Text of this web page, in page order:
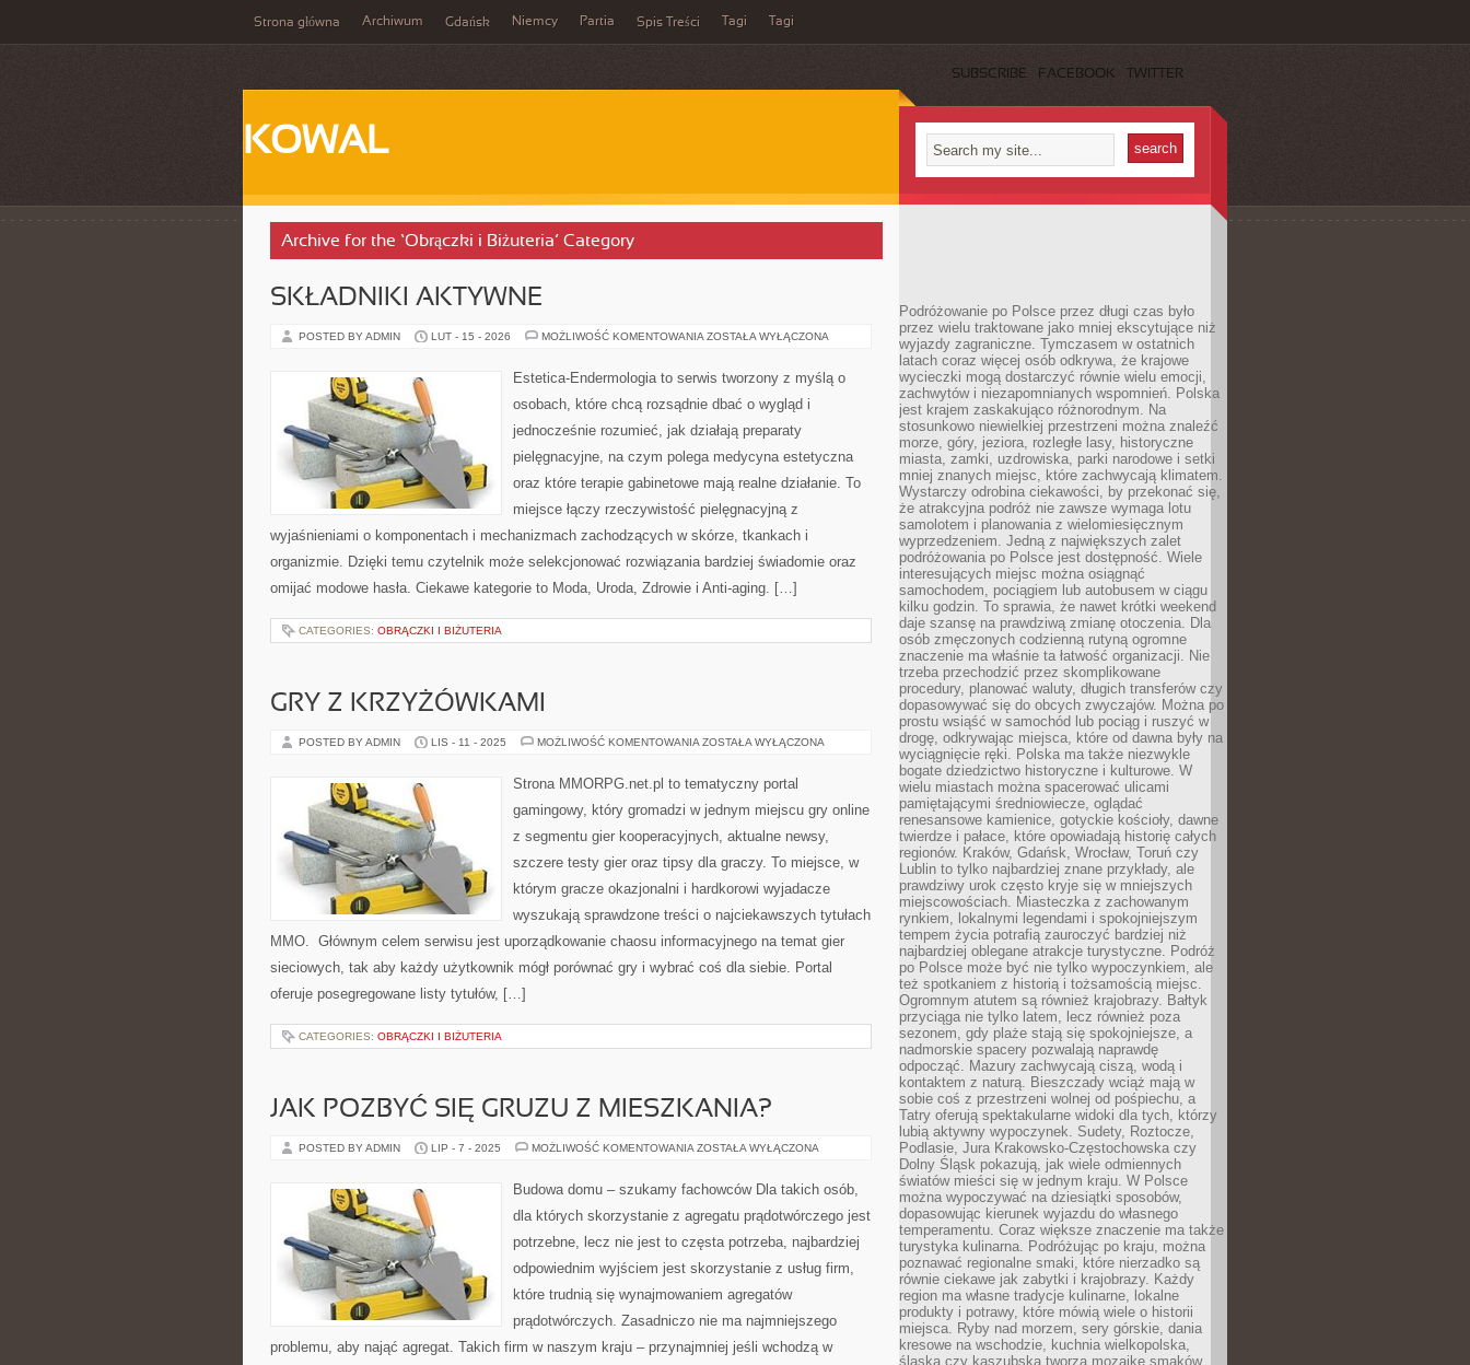
Strona główna Archiwum Gdańsk Niemcy Partia Spis Treści Tagi Tagi
SUBSCRIBE FACEBOOK TWITTER
KOWAL
Archive for the ‘Obrączki i Biżuteria’ Category
SKŁADNIKI AKTYWNE
POSTED BY ADMIN LUT - 15 - 2026 MOŻLIWOŚĆ KOMENTOWANIA SKŁADNIKI
ZOSTAŁA WYŁĄCZONA
Estetica-Endermologia to serwis tworzony z myślą o
osobach, które chcą rozsądnie dbać o wygląd i
jednocześnie rozumieć, jak działają preparaty
pielęgnacyjne, na czym polega medycyna estetyczna
oraz które terapie gabinetowe mają realne działanie. To
miejsce łączy rzeczywistość pielęgnacyjną z
wyjaśnieniami o komponentach i mechanizmach zachodzących w skórze, tkankach i
organizmie. Dzięki temu czytelnik może selekcjonować rozwiązania bardziej świadomie oraz
omijać modowe hasła. Ciekawe kategorie to Moda, Uroda, Zdrowie i Anti-aging. […]
CATEGORIES: OBRĄCZKI I BIŻUTERIA
GRY Z KRZYŻÓWKAMI
POSTED BY ADMIN LIS - 11 - 2025 MOŻLIWOŚĆ KOMENTOWANIA GRY
ZOSTAŁA WYŁĄCZONA
Strona MMORPG.net.pl to tematyczny portal
gamingowy, który gromadzi w jednym miejscu gry online
z segmentu gier kooperacyjnych, aktualne newsy,
szczere testy gier oraz tipsy dla graczy. To miejsce, w
którym gracze okazjonalni i hardkorowi wyjadacze
wyszukają sprawdzone treści o najciekawszych tytułach
MMO. Głównym celem serwisu jest uporządkowanie chaosu informacyjnego na temat gier
sieciowych, tak aby każdy użytkownik mógł porównać gry i wybrać coś dla siebie. Portal
oferuje posegregowane listy tytułów, […]
CATEGORIES: OBRĄCZKI I BIŻUTERIA
JAK POZBYĆ SIĘ GRUZU Z MIESZKANIA?
POSTED BY ADMIN LIP - 7 - 2025 MOŻLIWOŚĆ KOMENTOWANIA JAK
GRUZU
Z
ZOSTAŁA WYŁĄCZONA
Budowa domu – szukamy fachowców Dla takich osób,
dla których skorzystanie z agregatu prądotwórczego jest
potrzebne, lecz nie jest to częsta potrzeba, najbardziej
odpowiednim wyjściem jest skorzystanie z usług firm,
które trudnią się wynajmowaniem agregatów
prądotwórczych. Zasadniczo nie ma najmniejszego
problemu, aby nająć agregat. Takich firm w naszym kraju – przynajmniej jeśli wchodzą w
Podróżowanie po Polsce przez długi czas było
przez wielu traktowane jako mniej ekscytujące niż
wyjazdy zagraniczne. Tymczasem w ostatnich
latach coraz więcej osób odkrywa, że krajowe
wycieczki mogą dostarczyć równie wielu emocji,
zachwytów i niezapomnianych wspomnień. Polska
jest krajem zaskakująco różnorodnym. Na
stosunkowo niewielkiej przestrzeni można znaleźć
morze, góry, jeziora, rozległe lasy, historyczne
miasta, zamki, uzdrowiska, parki narodowe i setki
mniej znanych miejsc, które zachwycają klimatem.
Wystarczy odrobina ciekawości, by przekonać się,
że atrakcyjna podróż nie zawsze wymaga lotu
samolotem i planowania z wielomiesięcznym
wyprzedzeniem. Jedną z największych zalet
podróżowania po Polsce jest dostępność. Wiele
interesujących miejsc można osiągnąć
samochodem, pociągiem lub autobusem w ciągu
kilku godzin. To sprawia, że nawet krótki weekend
daje szansę na prawdziwą zmianę otoczenia. Dla
osób zmęczonych codzienną rutyną ogromne
znaczenie ma właśnie ta łatwość organizacji. Nie
trzeba przechodzić przez skomplikowane
procedury, planować waluty, długich transferów czy
dopasowywać się do obcych zwyczajów. Można po
prostu wsiąść w samochód lub pociąg i ruszyć w
drogę, odkrywając miejsca, które od dawna były na
wyciągnięcie ręki. Polska ma także niezwykle
bogate dziedzictwo historyczne i kulturowe. W
wielu miastach można spacerować ulicami
pamiętającymi średniowiecze, oglądać
renesansowe kamienice, gotyckie kościoły, dawne
twierdze i pałace, które opowiadają historię całych
regionów. Kraków, Gdańsk, Wrocław, Toruń czy
Lublin to tylko najbardziej znane przykłady, ale
prawdziwy urok często kryje się w mniejszych
miejscowościach. Miasteczka z zachowanym
rynkiem, lokalnymi legendami i spokojniejszym
tempem życia potrafią zauroczyć bardziej niż
najbardziej oblegane atrakcje turystyczne. Podróż
po Polsce może być nie tylko wypoczynkiem, ale
też spotkaniem z historią i tożsamością miejsc.
Ogromnym atutem są również krajobrazy. Bałtyk
przyciąga nie tylko latem, lecz również poza
sezonem, gdy plaże stają się spokojniejsze, a
nadmorskie spacery pozwalają naprawdę
odpocząć. Mazury zachwycają ciszą, wodą i
kontaktem z naturą. Bieszczady wciąż mają w
sobie coś z przestrzeni wolnej od pośpiechu, a
Tatry oferują spektakularne widoki dla tych, którzy
lubią aktywny wypoczynek. Sudety, Roztocze,
Podlasie, Jura Krakowsko-Częstochowska czy
Dolny Śląsk pokazują, jak wiele odmiennych
światów mieści się w jednym kraju. W Polsce
można wypoczywać na dziesiątki sposobów,
dopasowując kierunek wyjazdu do własnego
temperamentu. Coraz większe znaczenie ma także
turystyka kulinarna. Podróżując po kraju, można
poznawać regionalne smaki, które nierzadko są
równie ciekawe jak zabytki i krajobrazy. Każdy
region ma własne tradycje kulinarne, lokalne
produkty i potrawy, które mówią wiele o historii
miejsca. Ryby nad morzem, sery górskie, dania
kresowe na wschodzie, kuchnia wielkopolska,
śląska czy kaszubska tworzą mozaikę smaków,